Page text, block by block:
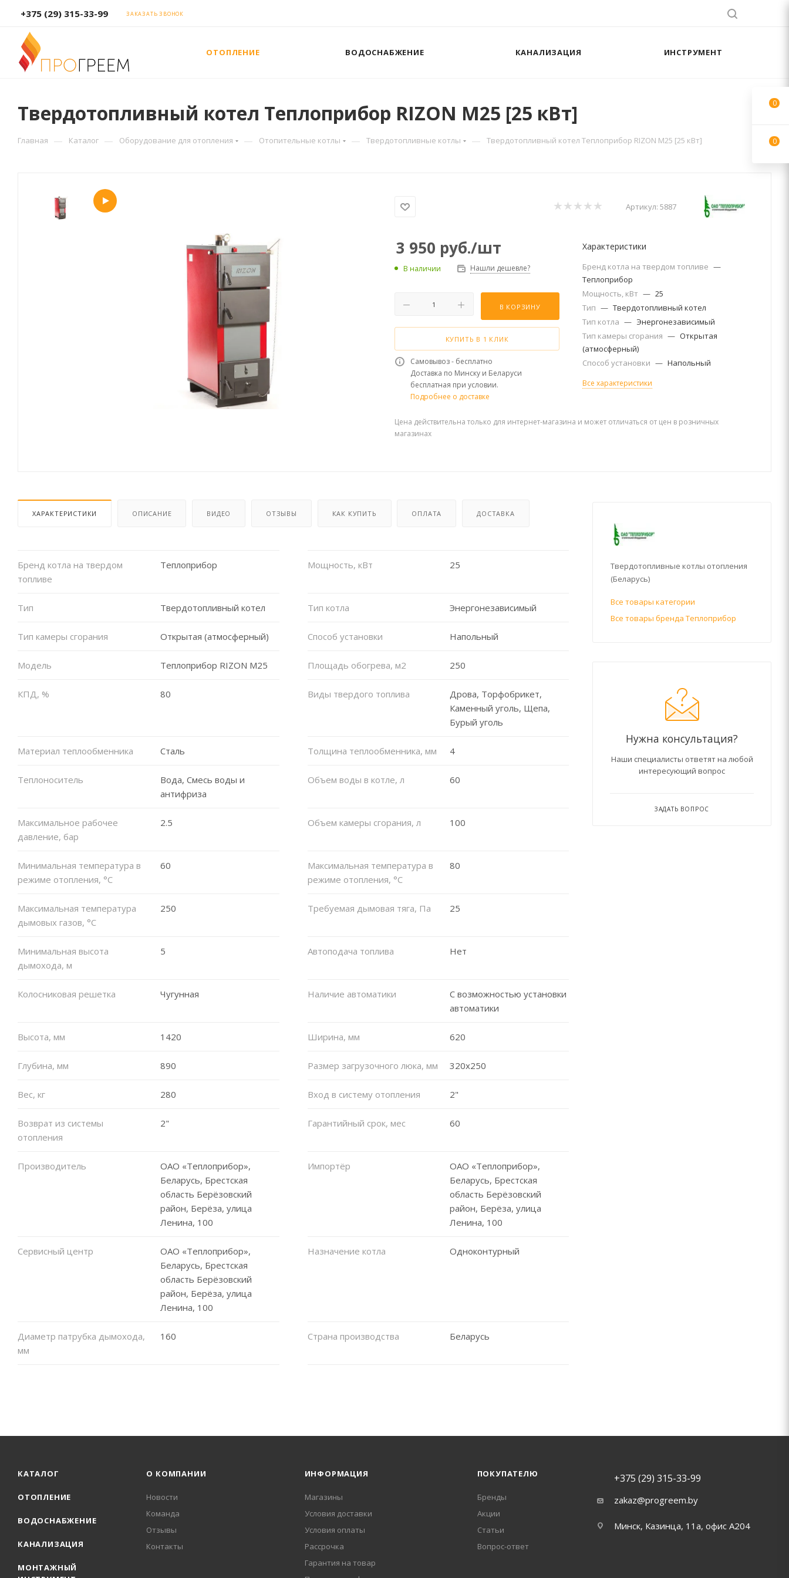
+375 (29) 315-33-99 ЗАКАЗАТЬ ЗВОНОК
ОТОПЛЕНИЕ ВОДОСНАБЖЕНИЕ КАНАЛИЗАЦИЯ ИНСТРУМЕНТ
Твердотопливный котел Теплоприбор RIZON М25 [25 кВт]
Главная — Каталог — Оборудование для отопления — Отопительные котлы — Твердотопливные котлы — Твердотопливный котел Теплоприбор RIZON М25 [25 кВт]
Артикул: 5887
3 950 руб./шт
В наличии Нашли дешевле?
В КОРЗИНУ
КУПИТЬ В 1 КЛИК
Самовывоз - бесплатно
Доставка по Минску и Беларуси
бесплатная при условии.
Подробнее о доставке
Характеристики
Бренд котла на твердом топливе —
Теплоприбор
Мощность, кВт — 25
Тип — Твердотопливный котел
Тип котла — Энергонезависимый
Тип камеры сгорания — Открытая
(атмосферный)
Способ установки — Напольный
Все характеристики
Цена действительна только для интернет-магазина и может отличаться от цен в розничных
магазинах
ХАРАКТЕРИСТИКИ ОПИСАНИЕ ВИДЕО ОТЗЫВЫ КАК КУПИТЬ ОПЛАТА ДОСТАВКА
Бренд котла на твердом
топливе
Теплоприбор Мощность, кВт 25
Тип Твердотопливный котел Тип котла Энергонезависимый
Тип камеры сгорания Открытая (атмосферный) Способ установки Напольный
Модель Теплоприбор RIZON М25 Площадь обогрева, м2 250
КПД, % 80 Виды твердого топлива
Дрова, Торфобрикет,
Каменный уголь, Щепа,
Бурый уголь
Материал теплообменника Сталь Толщина теплообменника, мм 4
Теплоноситель
Вода, Смесь воды и
антифриза
Объем воды в котле, л 60
Максимальное рабочее
давление, бар
2.5 Объем камеры сгорания, л 100
Минимальная температура в
режиме отопления, °C
60
Максимальная температура в
режиме отопления, °C
80
Максимальная температура
дымовых газов, °C
250 Требуемая дымовая тяга, Па 25
Минимальная высота
дымохода, м
5 Автоподача топлива Нет
Колосниковая решетка Чугунная Наличие автоматики
С возможностью установки
автоматики
Высота, мм 1420 Ширина, мм 620
Глубина, мм 890 Размер загрузочного люка, мм 320x250
Вес, кг 280 Вход в систему отопления 2"
Возврат из системы
отопления
2" Гарантийный срок, мес 60
Производитель
ОАО «Теплоприбор»,
Беларусь, Брестская
область Берёзовский
район, Берёза, улица
Ленина, 100
Импортёр
ОАО «Теплоприбор»,
Беларусь, Брестская
область Берёзовский
район, Берёза, улица
Ленина, 100
Сервисный центр
ОАО «Теплоприбор»,
Беларусь, Брестская
область Берёзовский
район, Берёза, улица
Ленина, 100
Назначение котла Одноконтурный
Диаметр патрубка дымохода,
мм
160 Страна производства Беларусь
Твердотопливные котлы отопления
(Беларусь)
Все товары категории
Все товары бренда Теплоприбор
Нужна консультация?
Наши специалисты ответят на любой
интересующий вопрос
ЗАДАТЬ ВОПРОС
КАТАЛОГ
ОТОПЛЕНИЕ
ВОДОСНАБЖЕНИЕ
КАНАЛИЗАЦИЯ
МОНТАЖНЫЙ
О КОМПАНИИ
Новости
Команда
Отзывы
Контакты
ИНФОРМАЦИЯ
Магазины
Условия доставки
Условия оплаты
Рассрочка
Гарантия на товар
ПОКУПАТЕЛЮ
Бренды
Акции
Статьи
Вопрос-ответ
+375 (29) 315-33-99
zakaz@progreem.by
Минск, Казинца, 11а, офис А204
0
0